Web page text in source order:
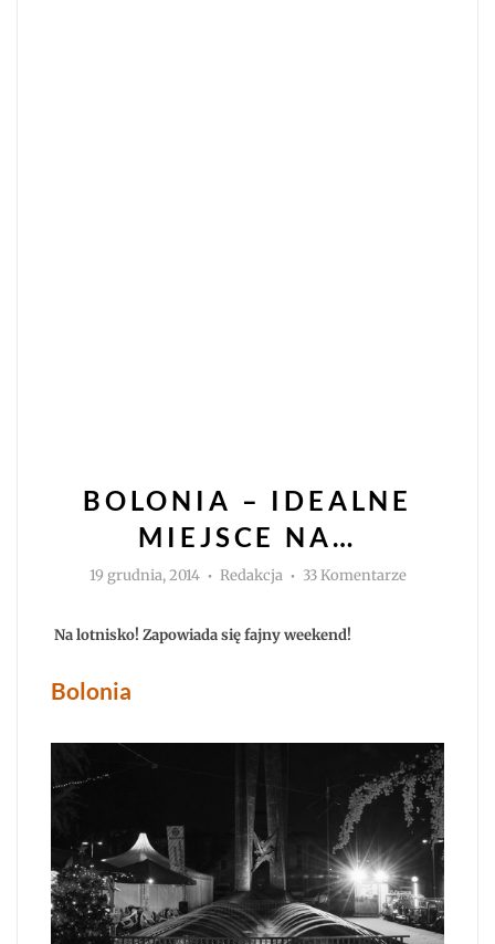
BOLONIA – IDEALNE
MIEJSCE NA…
19 grudnia, 2014 Autor
Redakcja 33 Komentarzedo
Na lotnisko! Zapowiada się fajny weekend!
Bolonia